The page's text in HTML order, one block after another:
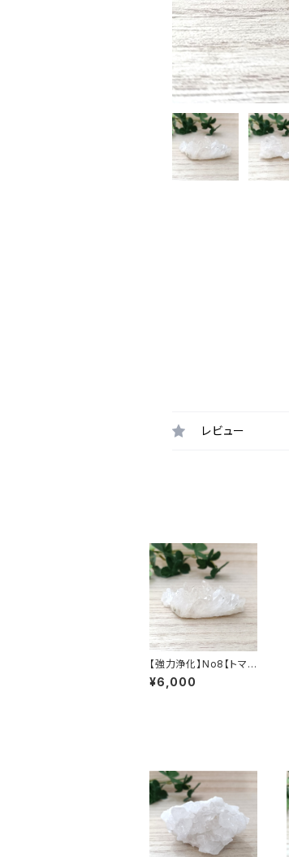
レビュー
【強力浄化】No8【トマス
ゴンサガ産・高品質水晶
クラスター】天然ブラジ
¥6,000